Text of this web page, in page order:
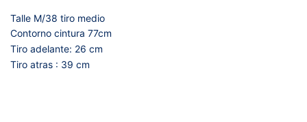
Talle M/38 tiro medio
Contorno cintura 77cm
Tiro adelante: 26 cm
Tiro atras : 39 cm